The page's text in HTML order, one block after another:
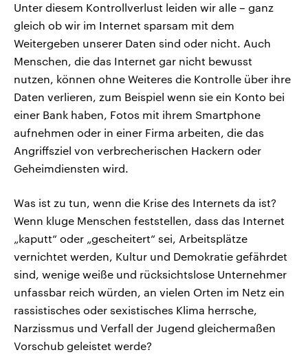
Unter diesem Kontrollverlust leiden wir alle – ganz
gleich ob wir im Internet sparsam mit dem
Weitergeben unserer Daten sind oder nicht. Auch
Menschen, die das Internet gar nicht bewusst
nutzen, können ohne Weiteres die Kontrolle über ihre
Daten verlieren, zum Beispiel wenn sie ein Konto bei
einer Bank haben, Fotos mit ihrem Smartphone
aufnehmen oder in einer Firma arbeiten, die das
Angriffsziel von verbrecherischen Hackern oder
Geheimdiensten wird.
Was ist zu tun, wenn die Krise des Internets da ist?
Wenn kluge Menschen feststellen, dass das Internet
„kaputt“ oder „gescheitert“ sei, Arbeitsplätze
vernichtet werden, Kultur und Demokratie gefährdet
sind, wenige weiße und rücksichtslose Unternehmer
unfassbar reich würden, an vielen Orten im Netz ein
rassistisches oder sexistisches Klima herrsche,
Narzissmus und Verfall der Jugend gleichermaßen
Vorschub geleistet werde?